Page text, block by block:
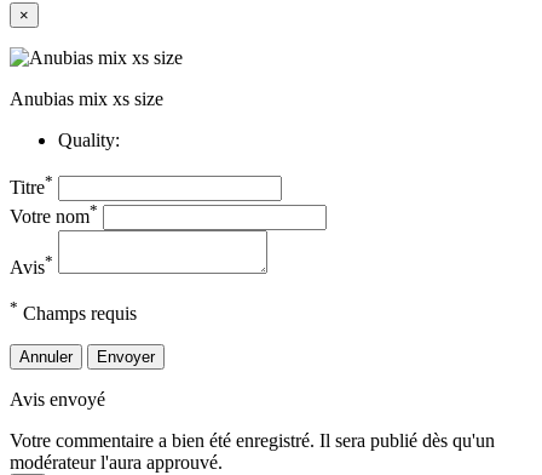
×
Anubias mix xs size
Quality:
Titre*
Votre nom*
Avis*
* Champs requis
Annuler Envoyer
Avis envoyé
Votre commentaire a bien été enregistré. Il sera publié dès qu'un
modérateur l'aura approuvé.